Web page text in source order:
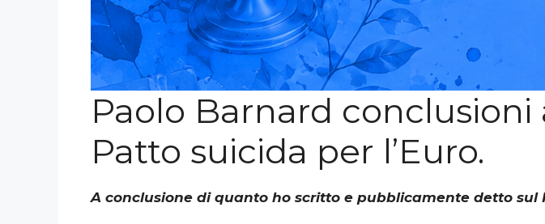
Paolo Barnard conclusioni
Patto suicida per l’Euro.
A conclusione di quanto ho scritto e pubblicamente detto sul